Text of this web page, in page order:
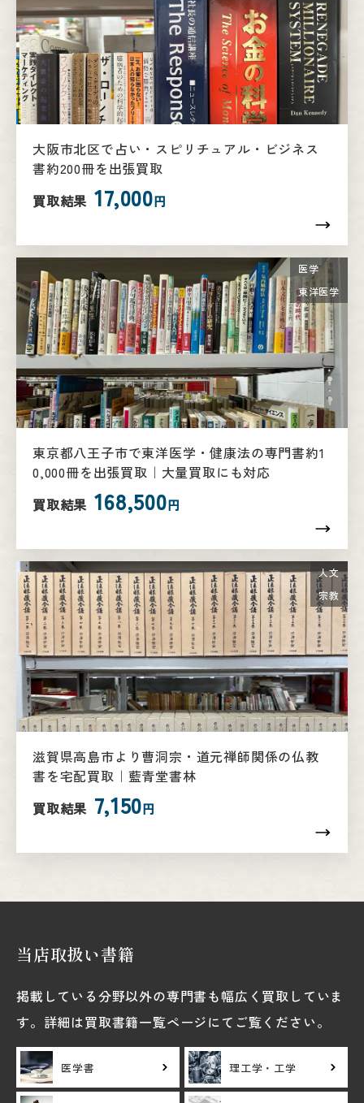
大阪市北区で占い・スピリチュアル・ビジネス
書約200冊を出張買取
買取結果 17,000円
医学
東洋医学
東京都八王子市で東洋医学・健康法の専門書約1
0,000冊を出張買取｜大量買取にも対応
買取結果 168,500円
人文
宗教
滋賀県高島市より曹洞宗・道元禅師関係の仏教
書を宅配買取｜藍青堂書林
買取結果 7,150円
当店取扱い書籍
掲載している分野以外の専門書も幅広く買取していま
す。詳細は買取書籍一覧ページにてご覧ください。
医学書 理工学・工学